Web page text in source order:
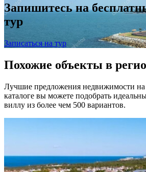
Запишитесь на
тур
Записаться на тур
Похожие объекты в
Лучшие предложения недвижимости
каталоге вы можете подобрать
виллу из более чем 500 вариантов.